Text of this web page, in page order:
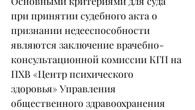
при принятии судебного акта о
признании недееспособности
являются заключение врачебно-
консультационной комиссии КГП на
ПХВ «Центр психического
здоровья» Управления
общественного здравоохранения